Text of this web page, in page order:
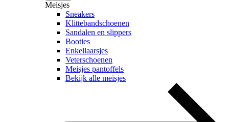
Meisjes
Sneakers
Klittebandschoenen
Sandalen en slippers
Booties
Enkellaarsjes
Veterschoenen
Meisjes pantoffels
Bekijk alle meisjes